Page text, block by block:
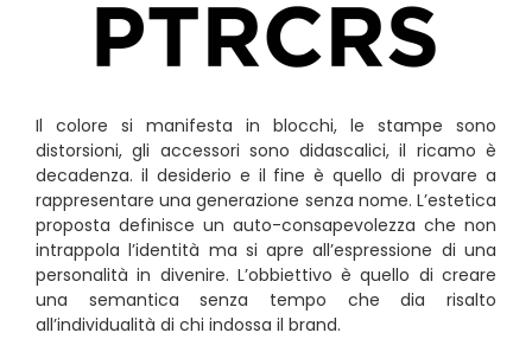
Il colore si manifesta in blocchi, le stampe sono
distorsioni, gli accessori sono didascalici, il ricamo è
decadenza. il desiderio e il fine è quello di provare a
rappresentare una generazione senza nome. L’estetica
proposta definisce un auto-consapevolezza che non
intrappola l’identità ma si apre all’espressione di una
personalità in divenire. L’obbiettivo è quello di creare
una semantica senza tempo che dia risalto
all’individualità di chi indossa il brand.